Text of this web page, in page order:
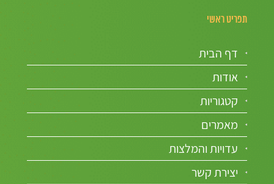
תפריט ראשי
דף הבית
אודות
קטגוריות
מאמרים
עדויות והמלצות
יצירת קשר